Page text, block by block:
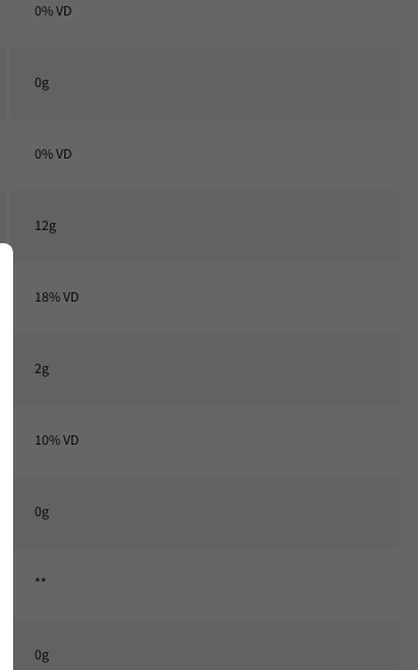
0% VD
0g
0% VD
12g
18% VD
2g
10% VD
0g
**
0g